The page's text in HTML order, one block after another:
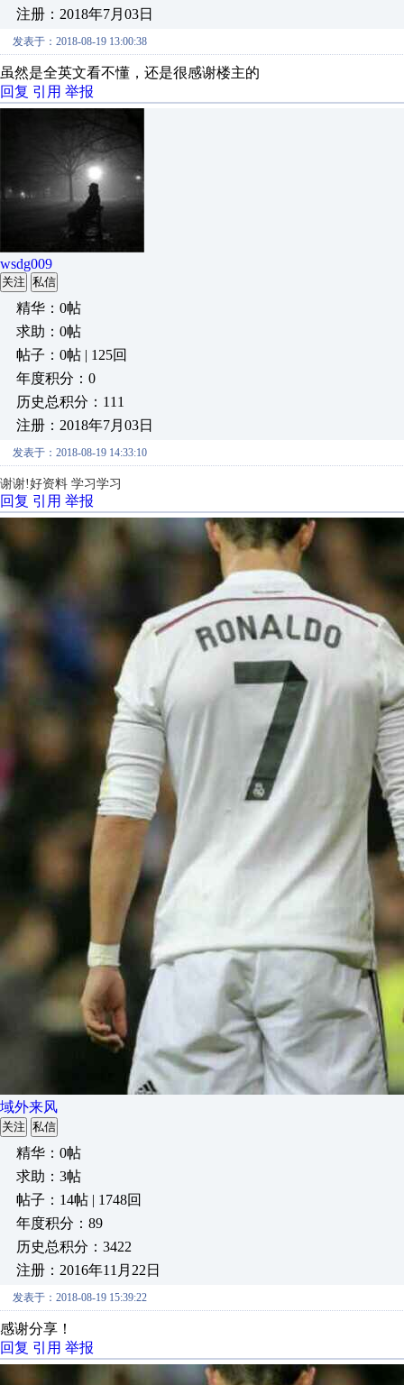
注册：2018年7月03日
发表于：2018-08-19 13:00:38
虽然是全英文看不懂，还是很感谢楼主的
回复 引用 举报
wsdg009
关注 私信
精华：0帖
求助：0帖
帖子：0帖 | 125回
年度积分：0
历史总积分：111
注册：2018年7月03日
发表于：2018-08-19 14:33:10
谢谢!好资料 学习学习
回复 引用 举报
域外来风
关注 私信
精华：0帖
求助：3帖
帖子：14帖 | 1748回
年度积分：89
历史总积分：3422
注册：2016年11月22日
发表于：2018-08-19 15:39:22
感谢分享！
回复 引用 举报